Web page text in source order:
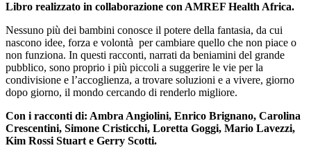
Libro realizzato in collaborazione con AMREF Health Africa.
Nessuno più dei bambini conosce il potere della fantasia, da cui
nascono idee, forza e volontà per cambiare quello che non piace o
non funziona. In questi racconti, narrati da beniamini del grande
pubblico, sono proprio i più piccoli a suggerire le vie per la
condivisione e l’accoglienza, a trovare soluzioni e a vivere, giorno
dopo giorno, il mondo cercando di renderlo migliore.
Con i racconti di: Ambra Angiolini, Enrico Brignano, Carolina
Crescentini, Simone Cristicchi, Loretta Goggi, Mario Lavezzi,
Kim Rossi Stuart e Gerry Scotti.